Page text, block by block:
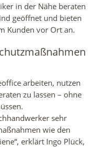
in der Nähe beraten
geöffnet und bieten
Kunden vor Ort an.
arbeiten, nutzen
zu lassen – ohne
sehr
wie den
erklärt Ingo Plück,